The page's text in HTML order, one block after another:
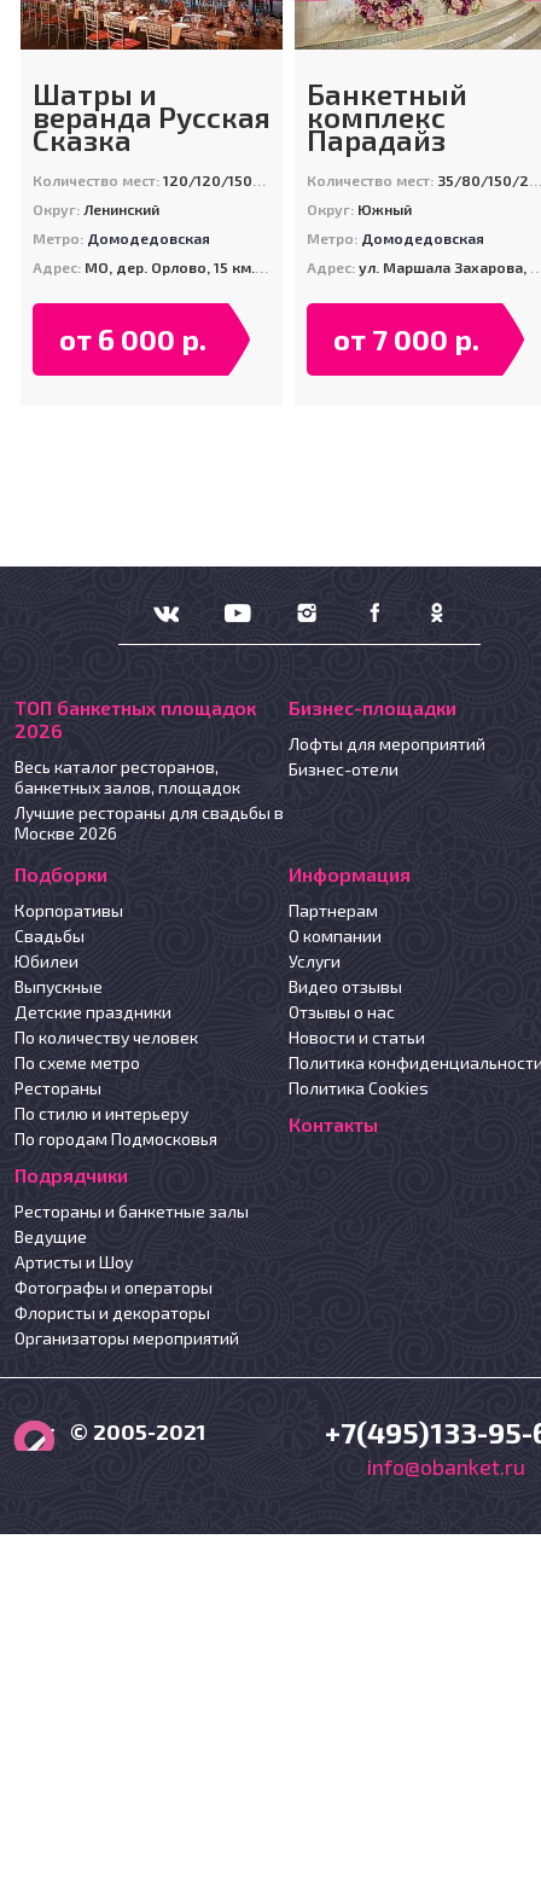
Шатры и
веранда Русская
Сказка
Количество мест:120/120/150/500/2000
Округ: Ленинский
Метро: Домодедовская
Адрес: МО, дер. Орлово, 15 км. от МКАД по Каширскому шоссе (парк развлечений "Русь")
от 6 000 р.
Банкетный
комплекс
Парадайз
Количество мест: 35/80/150/220/600
Округ: Южный
Метро: Домодедовская
Адрес: ул. Маршала Захарова, д. 6, корп. 1
от 7 000 р.
ТОП банкетных площадок
2026
Весь каталог ресторанов,
банкетных залов, площадок
Лучшие рестораны для свадьбы в
Москве 2026
Бизнес-площадки
Лофты для мероприятий
Бизнес-отели
Подборки
Корпоративы
Свадьбы
Юбилеи
Выпускные
Детские праздники
По количеству человек
По схеме метро
Рестораны
По стилю и интерьеру
По городам Подмосковья
Подрядчики
Рестораны и банкетные залы
Ведущие
Артисты и Шоу
Фотографы и операторы
Флористы и декораторы
Организаторы мероприятий
Информация
Партнерам
О компании
Услуги
Видео отзывы
Отзывы о нас
Новости и статьи
Политика
Политика Cookies
Контакты
© 2005-2021 +7(495)133-95-
info@obanket.ru